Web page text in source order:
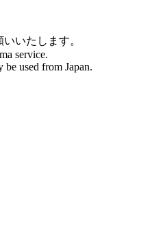
いたします。
service.
used from Japan.